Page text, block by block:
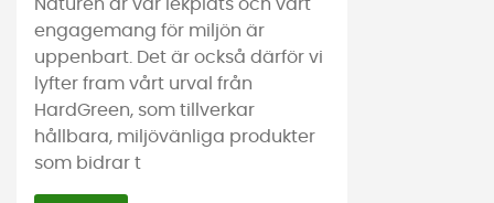
Naturen är vår lekplats och vårt
engagemang för miljön är
uppenbart. Det är också därför vi
lyfter fram vårt urval från
HardGreen, som tillverkar
hållbara, miljövänliga produkter
som bidrar t